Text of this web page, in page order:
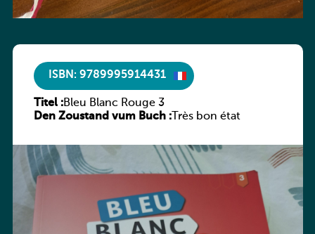
ISBN: 9789995914431
Titel :Bleu Blanc Rouge 3
Den Zoustand vum Buch :Très bon état